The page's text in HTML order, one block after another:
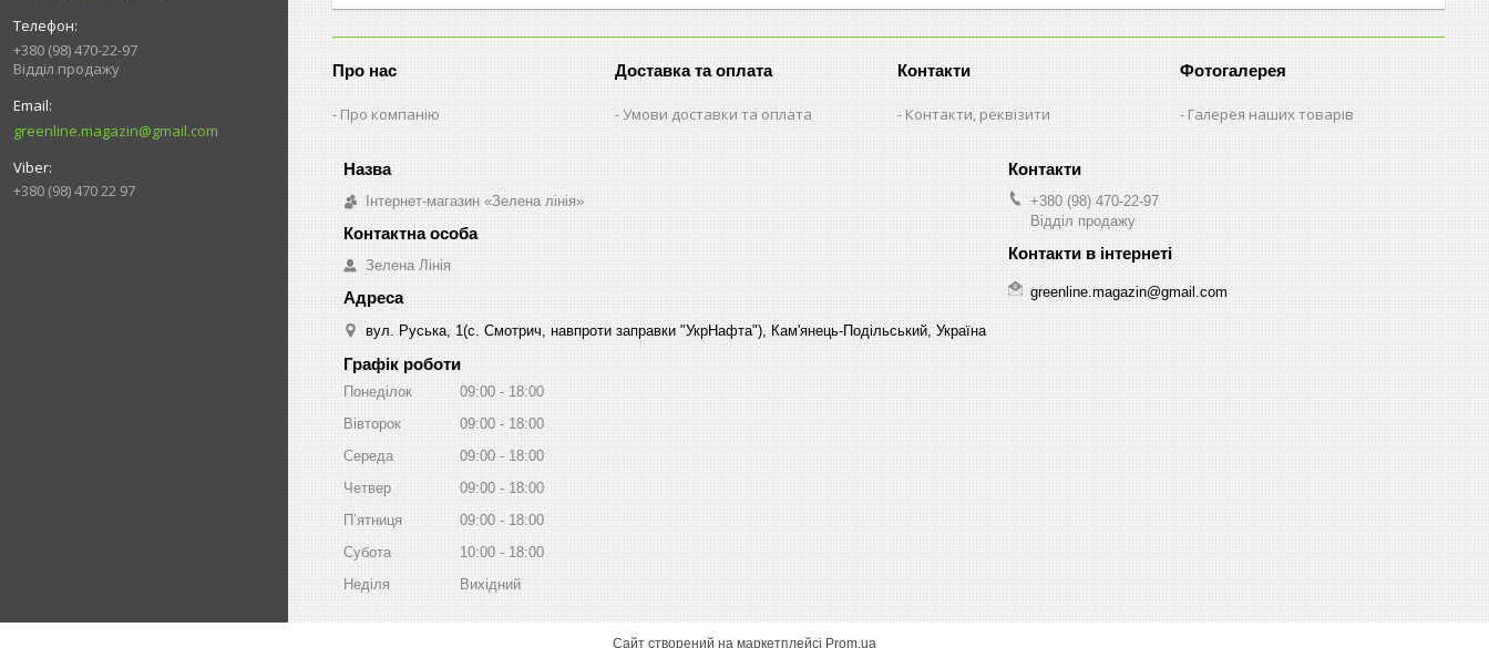
+380 (98) 470-22-97
Відділ продажу
greenline.magazin@gmail.com
+380 (98) 470 22 97
Про нас
Про компанію
Доставка та оплата
Умови доставки та оплата
Контакти
Контакти, реквізити
Фотогалерея
Галерея наших товарів
Інтернет-магазин «Зелена лінія»
Зелена Лінія
вул. Руська, 1(с. Смотрич, навпроти заправки "УкрНафта"), Кам'янець-Подільський, Україна
+380 (98) 470-22-97
Відділ продажу
greenline.magazin@gmail.com
Графік роботи
Понеділок 09:00
18:00
Вівторок
09:00
18:00
Середа
09:00
18:00
Четвер
09:00
18:00
Пʼятниця
09:00
18:00
Субота
10:00
18:00
Неділя
Вихідний
Сайт створений на маркетплейсі Prom.ua